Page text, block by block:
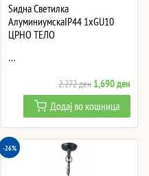
ден.
Ѕидна Светилка
АлуминиумскаIP44 1xGU10
ЦРНО ТЕЛО
…
2,272ден Original
price
was:
2,272 ден.
1,690ден
price
Додај во кошница
-26%